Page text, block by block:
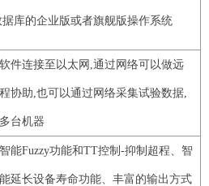
库的企业版或者旗舰版操作系统
件连接至以太网 ,通过网络可以做远
协助,也可以通过网络采集试验数据,
台机器
能Fuzzy功能和TT控制-抑制超程、智
延长设备寿命功能、丰富的输出方式